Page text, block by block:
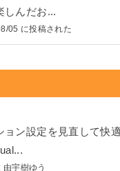
しんだお...
05 に投稿された
ョン設定を見直して快適
由宇樹ゆう